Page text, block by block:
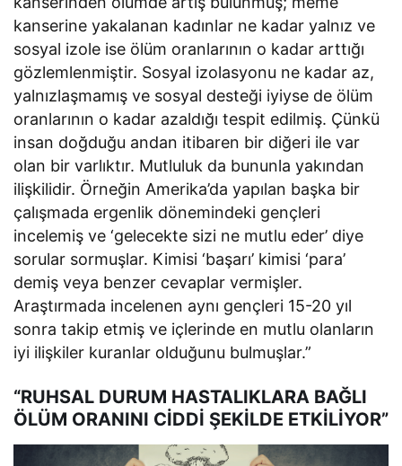
kanserine yakalanan kadınlar ne kadar yalnız ve
sosyal izole ise ölüm oranlarının o kadar arttığı
gözlemlenmiştir. Sosyal izolasyonu ne kadar az,
yalnızlaşmamış ve sosyal desteği iyiyse de ölüm
oranlarının o kadar azaldığı tespit edilmiş. Çünkü
insan doğduğu andan itibaren bir diğeri ile var
olan bir varlıktır. Mutluluk da bununla yakından
ilişkilidir. Örneğin Amerika’da yapılan başka bir
çalışmada ergenlik dönemindeki gençleri
incelemiş ve ‘gelecekte sizi ne mutlu eder’ diye
sorular sormuşlar. Kimisi ‘başarı’ kimisi ‘para’
demiş veya benzer cevaplar vermişler.
Araştırmada incelenen aynı gençleri 15-20 yıl
sonra takip etmiş ve içlerinde en mutlu olanların
iyi ilişkiler kuranlar olduğunu bulmuşlar.”
“RUHSAL DURUM HASTALIKLARA BAĞLI
ÖLÜM ORANINI CİDDİ ŞEKİLDE ETKİLİYOR”